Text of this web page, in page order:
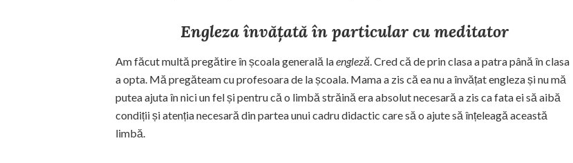
Engleza învățată în particular cu meditator
Am făcut multă pregătire în școala generală laengleză. Cred că de prin clasa a patra până în clasa
a opta. Mă pregăteam cu profesoara de la școala. Mama a zis că ea nu a învățat engleza și nu mă
putea ajuta în nici un fel și pentru că o limbă străină era absolut necesară a zis ca fata ei să aibă
condiții și atenția necesară din partea unui cadru didactic care să o ajute să înțeleagă această
limbă.